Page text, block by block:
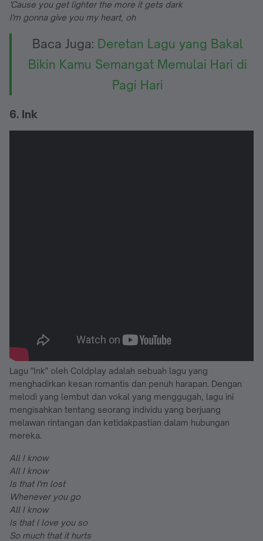
'Cause you get lighter the more it gets dark
I'm gonna give you my heart, oh
Baca Juga: Deretan Lagu yang Bakal
Bikin Kamu Semangat Memulai Hari di
Pagi Hari
6. Ink
Lagu "Ink" oleh Coldplay adalah sebuah lagu yang
menghadirkan kesan romantis dan penuh harapan. Dengan
melodi yang lembut dan vokal yang menggugah, lagu ini
mengisahkan tentang seorang individu yang berjuang
melawan rintangan dan ketidakpastian dalam hubungan
mereka.
All I know
All I know
Is that I'm lost
Whenever you go
All I know
Is that I love you so
So much that it hurts